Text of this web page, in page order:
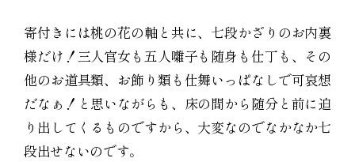
寄付きには桃の花の軸と共に、七段かざりのお内裏
様だけ！三人官女も五人囃子も随身も仕丁も、その
他のお道具類、お飾り類も仕舞いっぱなしで可哀想
だなぁ！と思いながらも、床の間から随分と前に迫
り出してくるものですから、大変なのでなかなか七
段出せないのです。